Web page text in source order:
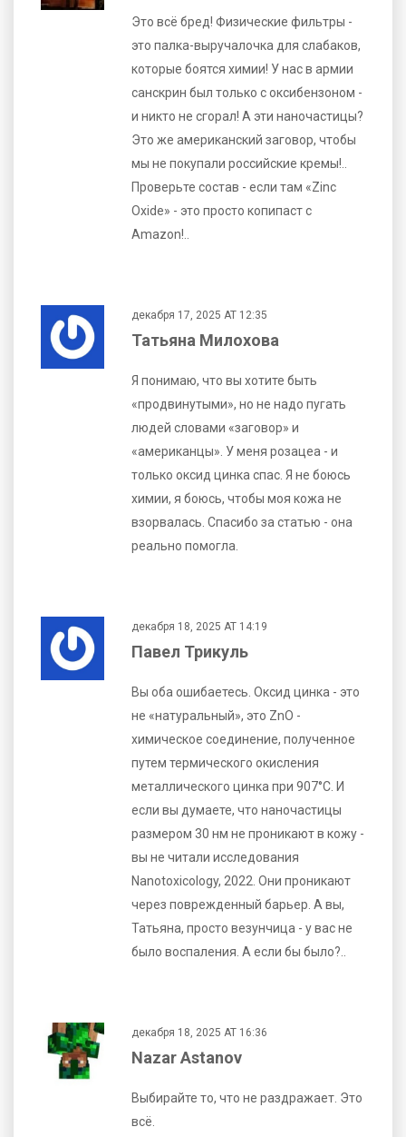
Это всё бред! Физические фильтры -
это палка-выручалочка для слабаков,
которые боятся химии! У нас в армии
санскрин был только с оксибензоном -
и никто не сгорал! А эти наночастицы?
Это же американский заговор, чтобы
мы не покупали российские кремы!..
Проверьте состав - если там «Zinc
Oxide» - это просто копипаст с
Amazon!..
декабря 17, 2025 AT 12:35
Татьяна Милохова
Я понимаю, что вы хотите быть
«продвинутыми», но не надо пугать
людей словами «заговор» и
«американцы». У меня розацеа - и
только оксид цинка спас. Я не боюсь
химии, я боюсь, чтобы моя кожа не
взорвалась. Спасибо за статью - она
реально помогла.
декабря 18, 2025 AT 14:19
Павел Трикуль
Вы оба ошибаетесь. Оксид цинка - это
не «натуральный», это ZnO -
химическое соединение, полученное
путем термического окисления
металлического цинка при 907°C. И
если вы думаете, что наночастицы
размером 30 нм не проникают в кожу -
вы не читали исследования
Nanotoxicology, 2022. Они проникают
через поврежденный барьер. А вы,
Татьяна, просто везунчица - у вас не
было воспаления. А если бы было?..
декабря 18, 2025 AT 16:36
Nazar Astanov
Выбирайте то, что не раздражает. Это
всё.